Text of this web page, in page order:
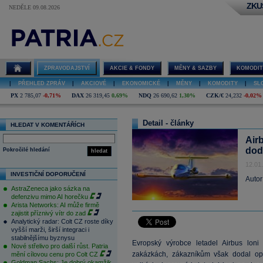
NEDĚLE 09.08.2026
ZPRAVODAJSTVÍ AKCIE & FONDY MĚNY & SAZBY
PŘEHLED ZPRÁV AKCIOVÉ EKONOMICKÉ MĚNY KOMODITY
PX 2 785,07 -0,71% DAX 26 319,45 0,69% NDQ 26 690,62 1,30% CZK/€ 24,232 -0,02%
HLEDAT V KOMENTÁŘÍCH
hledat
Pokročilé hledání
INVESTIČNÍ DOPORUČENÍ
AstraZeneca jako sázka na
defenzivu mimo AI horečku
Arista Networks: AI může firmě
zajistit příznivý vítr do zad
Analytický radar: Colt CZ roste díky
vyšší marži, širší integraci i
stabilnějšímu byznysu
Nové střelivo pro další růst. Patria
mění cílovou cenu pro Colt CZ
Detail - články
Evropský výrobce letadel Airbus
zakázkách, zákazníkům však dodal